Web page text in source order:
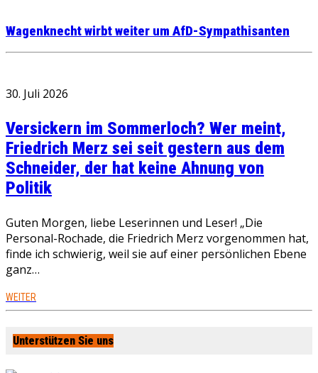
Wagenknecht wirbt weiter um AfD-Sympathisanten
30. Juli 2026
Versickern im Sommerloch? Wer meint,
Friedrich Merz sei seit gestern aus dem
Schneider, der hat keine Ahnung von
Politik
Guten Morgen, liebe Leserinnen und Leser! „Die
Personal-Rochade, die Friedrich Merz vorgenommen hat,
finde ich schwierig, weil sie auf einer persönlichen Ebene
ganz…
WEITER
Unterstützen Sie uns